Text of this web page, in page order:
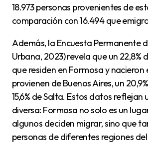
18.973 personas provenientes de
comparación con 16.494 que
Además, la Encuesta Permanente de Hogares (Total
Urbana, 2023) revela que un 22,8%
que residen en Formosa y
provienen de Buenos Aires, un
15,6% de Salta. Estos datos reflejan
diversa: Formosa no solo es un
algunos deciden migrar, sino que
personas de diferentes regiones